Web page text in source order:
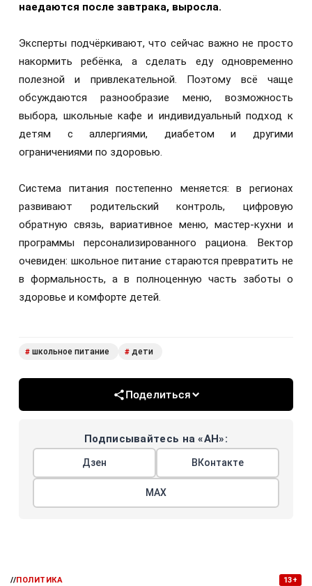
наедаются после завтрака, выросла.
Эксперты подчёркивают, что сейчас важно не просто
накормить ребёнка, а сделать еду одновременно
полезной и привлекательной. Поэтому всё чаще
обсуждаются разнообразие меню, возможность
выбора, школьные кафе и индивидуальный подход к
детям с аллергиями, диабетом и другими
ограничениями по здоровью.
Система питания постепенно меняется: в регионах
развивают родительский контроль, цифровую
обратную связь, вариативное меню, мастер-кухни и
программы персонализированного рациона. Вектор
очевиден: школьное питание стараются превратить не
в формальность, а в полноценную часть заботы о
здоровье и комфорте детей.
# школьное питание # дети
Поделиться
Подписывайтесь на «АН»:
Дзен ВКонтакте
МАХ
//ПОЛИТИКА 13+